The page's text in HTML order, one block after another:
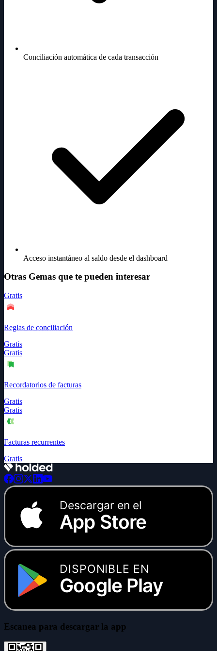
Conciliación automática de cada transacción
Acceso instantáneo al saldo desde el dashboard
Otras Gemas que te pueden interesar
Gratis
Reglas de conciliación
Gratis
Gratis
Recordatorios de facturas
Gratis
Gratis
Facturas recurrentes
Gratis
Descargar en el
App Store
DISPONIBLE EN
Google Play
Escanea para descargar la app